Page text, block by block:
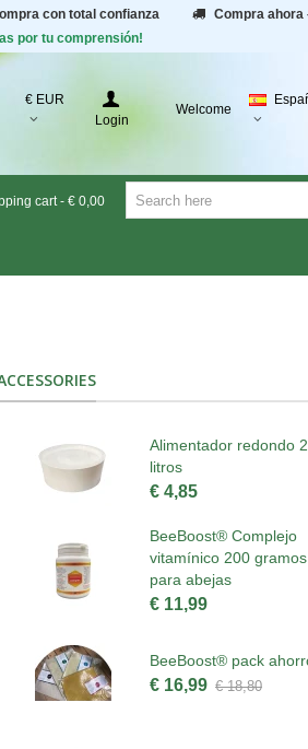
con total confianza
Compra ahora
por tu comprensión!
€ EUR
Login
Welcome
cart - € 0,00
Alimentador redondo 2
litros
€ 4,85
BeeBoost® Complejo
vitamínico 200 gramos
para abejas
€ 11,99
BeeBoost® pack
€ 16,99 € 18,80